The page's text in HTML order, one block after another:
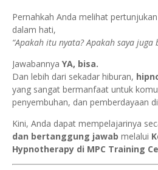
Pernahkah Anda melihat
dalam hati,
“Apakah itu nyata? Apakah saya juga
Jawabannya YA, bisa.
Dan lebih dari sekadar hiburan,
yang sangat bermanfaat untuk
penyembuhan, dan pemberdayaan
Kini, Anda dapat mempelajarinya
dan bertanggung jawab melalui
Hypnotherapy di MPC Training